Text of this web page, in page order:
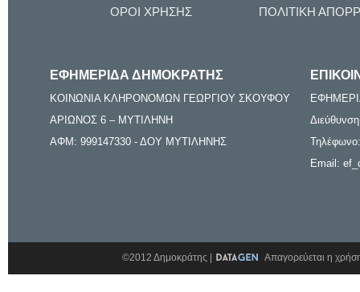
ΟΡΟΙ ΧΡΗΣΗΣ ΠΟΛΙΤΙΚΗ
ΕΦΗΜΕΡΙΔΑ ΔΗΜΟΚΡΑΤΗΣ
ΚΟΙΝΩΝΙΑ ΚΛΗΡΟΝΟΜΩΝ ΓΕΩΡΓΙΟΥ ΣΚΟΥΦΟΥ
ΑΡΙΩΝΟΣ 6 – ΜΥΤΙΛΗΝΗ
ΑΦΜ: 999147330 - ΔΟΥ ΜΥΤΙΛΗΝΗΣ
Email:
©2012 Δημοκράτης | Απαγορεύεται η